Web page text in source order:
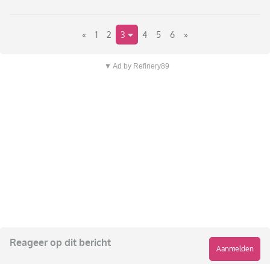
« 1 2 3 4 5 6 »
▼ Ad by Refinery89
Reageer op dit bericht
Aanmelden